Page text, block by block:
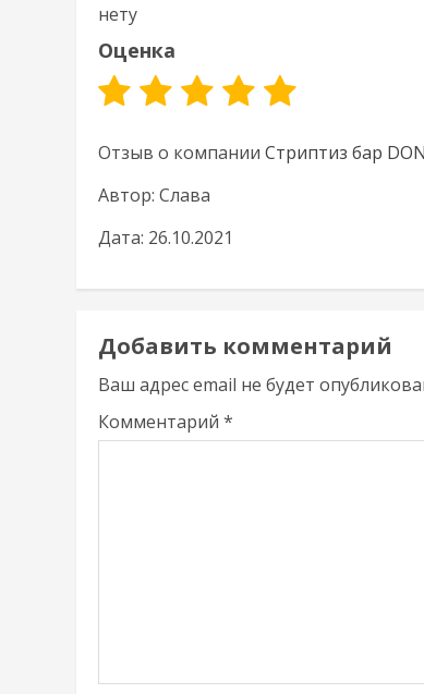
нету
Оценка
Отзыв о компании Стриптиз бар
Автор: Слава
Дата: 26.10.2021
Добавить комментарий
Ваш адрес email не будет
Комментарий *